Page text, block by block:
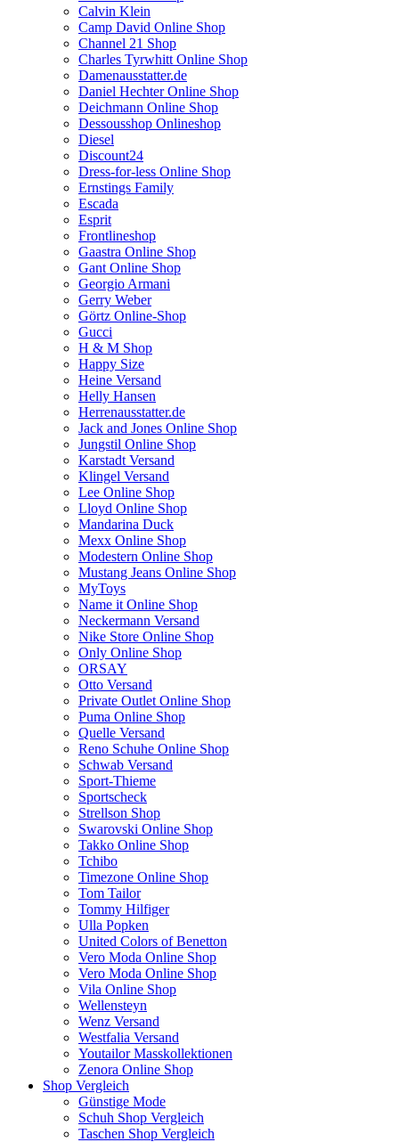
Calvin Klein
Camp David Online Shop
Channel 21 Shop
Charles Tyrwhitt Online Shop
Damenausstatter.de
Daniel Hechter Online Shop
Deichmann Online Shop
Dessousshop Onlineshop
Diesel
Discount24
Dress-for-less Online Shop
Ernstings Family
Escada
Esprit
Frontlineshop
Gaastra Online Shop
Gant Online Shop
Georgio Armani
Gerry Weber
Görtz Online-Shop
Gucci
H & M Shop
Happy Size
Heine Versand
Helly Hansen
Herrenausstatter.de
Jack and Jones Online Shop
Jungstil Online Shop
Karstadt Versand
Klingel Versand
Lee Online Shop
Lloyd Online Shop
Mandarina Duck
Mexx Online Shop
Modestern Online Shop
Mustang Jeans Online Shop
MyToys
Name it Online Shop
Neckermann Versand
Nike Store Online Shop
Only Online Shop
ORSAY
Otto Versand
Private Outlet Online Shop
Puma Online Shop
Quelle Versand
Reno Schuhe Online Shop
Schwab Versand
Sport-Thieme
Sportscheck
Strellson Shop
Swarovski Online Shop
Takko Online Shop
Tchibo
Timezone Online Shop
Tom Tailor
Tommy Hilfiger
Ulla Popken
United Colors of Benetton
Vero Moda Online Shop
Vero Moda Online Shop
Vila Online Shop
Wellensteyn
Wenz Versand
Westfalia Versand
Youtailor Masskollektionen
Zenora Online Shop
Shop Vergleich
Günstige Mode
Schuh Shop Vergleich
Taschen Shop Vergleich